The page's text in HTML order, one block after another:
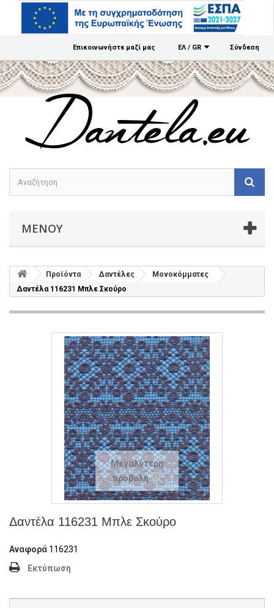
Σύνδεση
ΕΛ / GR
Επικοινωνήστε μαζί μας
ΜΕΝΟΎ
Προϊόντα Δαντέλες
Μονοκόμματες
Δαντέλα 116231 Μπλε Σκούρο
Μεγαλύτερη
προβολή
Δαντέλα 116231 Μπλε Σκούρο
Αναφορά 116231
Εκτύπωση